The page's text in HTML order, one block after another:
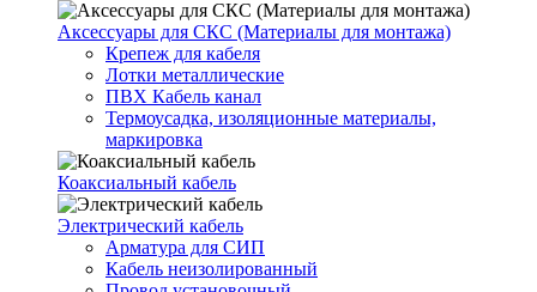
Аксессуары для СКС (Материалы для монтажа)
Крепеж для кабеля
Лотки металлические
ПВХ Кабель канал
Термоусадка, изоляционные материалы,
маркировка
Коаксиальный кабель
Электрический кабель
Арматура для СИП
Кабель неизолированный